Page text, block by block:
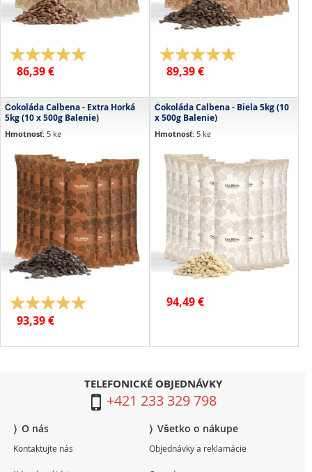
Bielkoviny:7.4 g
Vláknina:1.7 g
Hodnotenie:
80%
86,39 €
Bielkoviny:5.0 g
Vláknina:7.0 g
Hodnotenie:
100%
89,39 €
Čokoláda Calbena - Extra Horká
5kg (10 x 500g Balenie)
Hmotnosť: 5 kg
(Údaje pre 100 gramov):
Min. obsah kakaa: 70 %
Kalórie: 2434 kJ / 581 kcal
Tuky:42 g z toho nasýtené mastné
kyseliny: 25 g
Sacharidy:45 g z toho cukry: 29 g
Bielkoviny:7.4 g
Vláknina:9.5 g
Hodnotenie:
100%
93,39 €
Čokoláda Calbena - Biela 5kg (10
x 500g Balenie)
Hmotnosť: 5 kg
(Údaje pre 100 gramov):
Min. obsah kakaa:35 %
Kalórie: 2419.7 kJ / 578.3 kcal
Tuky: 39.9 g z toho nasýtené mastné
kyseliny: 23.7 g
Sacharidy:50.7 g z toho cukry: 50.6 g
Bielkoviny:7.0 g
Vláknina:0 g
94,49 €
TELEFONICKÉ OBJEDNÁVKY
+421 233 329 798
O nás
Kontaktujte nás
Všetko o nákupe
Objednávky a reklamácie